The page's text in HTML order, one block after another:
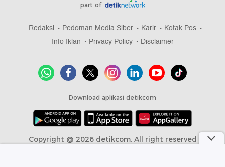
part of
Redaksi Pedoman Media Siber Karir
Kotak Pos
Info Iklan
Privacy Policy Disclaimer
Download aplikasi detikcom
Copyright @ 2026 detikcom, All right reserved